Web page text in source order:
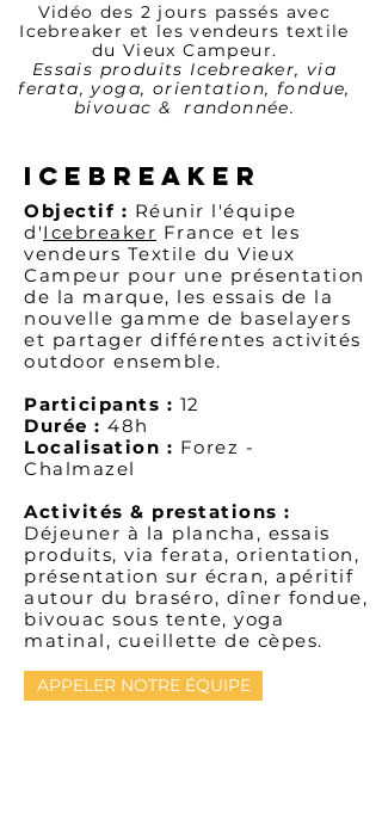
Vidéo des 2 jours passés avec
Icebreaker et les vendeurs textile
du Vieux Campeur.
Essais produits Icebreaker, via
ferata, yoga, orientation, fondue,
bivouac & randonnée.
Icebreaker
Objectif : Réunir l'équipe
d'Icebreaker France et les
vendeurs Textile du Vieux
Campeur pour une présentation
de la marque, les essais de la
nouvelle gamme de baselayers
et partager différentes activités
outdoor ensemble.
Participants : 12
Durée : 48h
Localisation : Forez -
Chalmazel
Activités & prestations :
Déjeuner à la plancha, essais
produits, via ferata, orientation,
présentation sur écran, apéritif
autour du braséro, dîner fondue,
bivouac sous tente, yoga
matinal, cueillette de cèpes.
APPELER NOTRE ÉQUIPE